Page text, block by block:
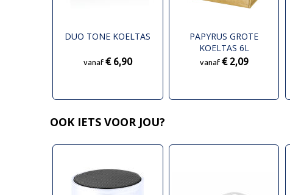
DUO TONE KOELTAS
vanaf € 6,90
PAPYRUS GROTE
KOELTAS 6L
vanaf € 2,09
OOK IETS VOOR JOU?